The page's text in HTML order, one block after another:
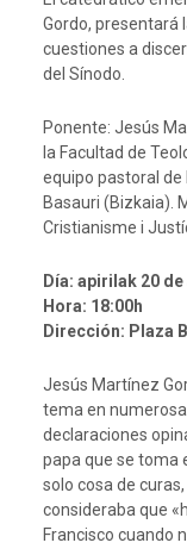
Gordo, presentará
cuestiones a
del Sínodo.
Ponente: Jesús
la Facultad de
equipo pastoral de
Basauri (Bizkaia).
Cristianisme i
Día: apirilak 20 de
Hora: 18:00h
Dirección: Plaza
Jesús Martínez
tema en
declaraciones
papa que se toma
solo cosa de
consideraba que
Francisco cuando